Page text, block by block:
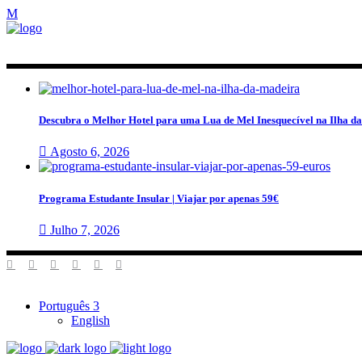
Descubra o Melhor Hotel para uma Lua de Mel Inesquecível na Ilha
Agosto 6, 2026
Programa Estudante Insular | Viajar por apenas 59€
Julho 7, 2026
Português
English